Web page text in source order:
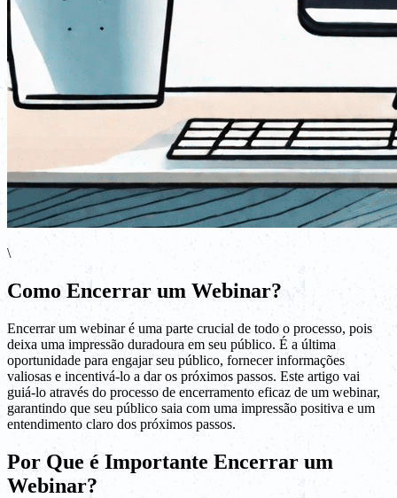
\
Como Encerrar um Webinar?
Encerrar um webinar é uma parte crucial de todo o processo, pois
deixa uma impressão duradoura em seu público. É a última
oportunidade para engajar seu público, fornecer informações
valiosas e incentivá-lo a dar os próximos passos. Este artigo vai
guiá-lo através do processo de encerramento eficaz de um webinar,
garantindo que seu público saia com uma impressão positiva e um
entendimento claro dos próximos passos.
Por Que é Importante Encerrar um
Webinar?